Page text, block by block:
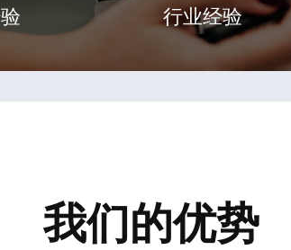
行业经验
我们的优势